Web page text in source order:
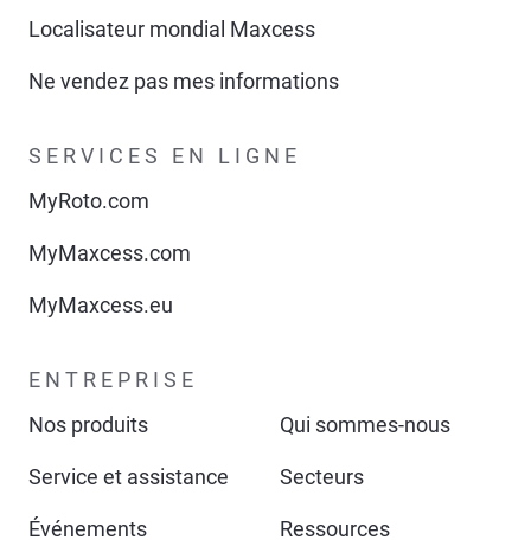
Localisateur mondial Maxcess
Ne vendez pas mes informations
SERVICES EN LIGNE
MyRoto.com
MyMaxcess.com
MyMaxcess.eu
ENTREPRISE
Nos produits
Qui sommes-nous
Service et assistance Secteurs
Événements Ressources